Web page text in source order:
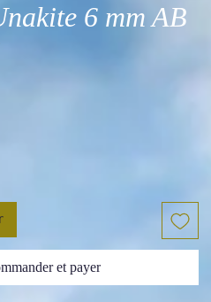
6 mm AB
et payer